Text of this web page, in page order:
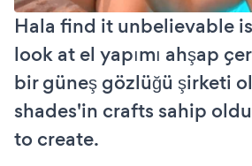
Hala find it unbelievable
look at el yapımı ahşap
bir güneş gözlüğü şirketi
shades'in crafts sahip
to create.